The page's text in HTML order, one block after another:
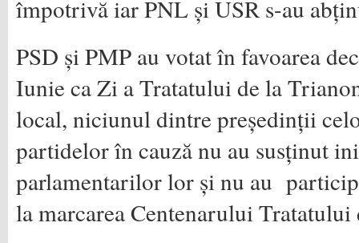
împotrivă iar PNL și USR s-au
PSD și PMP au votat în favoarea
Iunie ca Zi a Tratatului de la
local, niciunul dintre președinții
partidelor în cauză nu au susținut
parlamentarilor lor și nu au
la marcarea Centenarului